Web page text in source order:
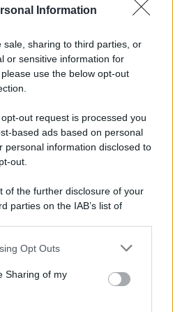
Information
sale, sharing to third parties, or
or sensitive information for
use the below opt-out
out request is processed you
based ads based on personal
personal information disclosed to
out.
of the further disclosure of your
parties on the IAB’s list of
disclosed by us to third parties
app uses one or more Google
Opt Outs
Sharing of my
intervento su gasolio ma al Sannio
di farla finita: quante vite
dolore